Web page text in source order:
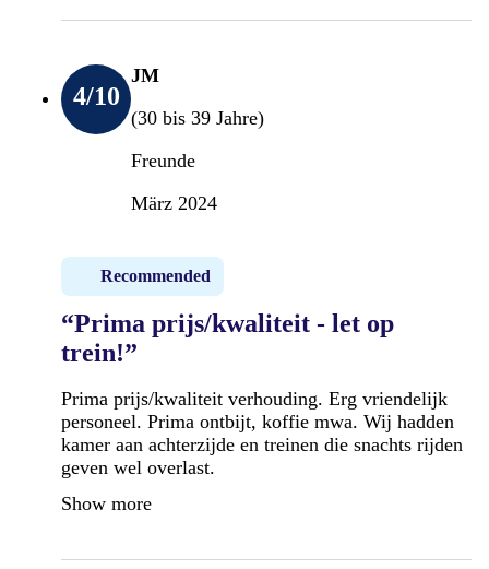
4/10
JM
(30 bis 39 Jahre)
Freunde
März 2024
Recommended
“Prima prijs/kwaliteit - let op
trein!”
Prima prijs/kwaliteit verhouding. Erg vriendelijk
personeel. Prima ontbijt, koffie mwa. Wij hadden
kamer aan achterzijde en treinen die snachts rijden
geven wel overlast.
Show more